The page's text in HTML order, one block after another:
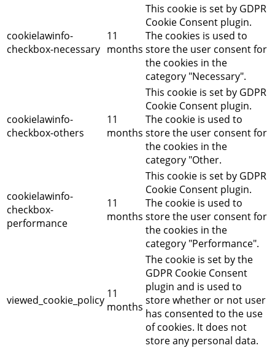
cookielawinfo-
checkbox-necessary
11
months
This cookie is set by GDPR
Cookie Consent plugin.
The cookies is used to
store the user consent for
the cookies in the
category "Necessary".
cookielawinfo-
checkbox-others
11
months
This cookie is set by GDPR
Cookie Consent plugin.
The cookie is used to
store the user consent for
the cookies in the
category "Other.
cookielawinfo-
checkbox-
performance
11
months
This cookie is set by GDPR
Cookie Consent plugin.
The cookie is used to
store the user consent for
the cookies in the
category "Performance".
viewed_cookie_policy 11
months
The cookie is set by the
GDPR Cookie Consent
plugin and is used to
store whether or not user
has consented to the use
of cookies. It does not
store any personal data.